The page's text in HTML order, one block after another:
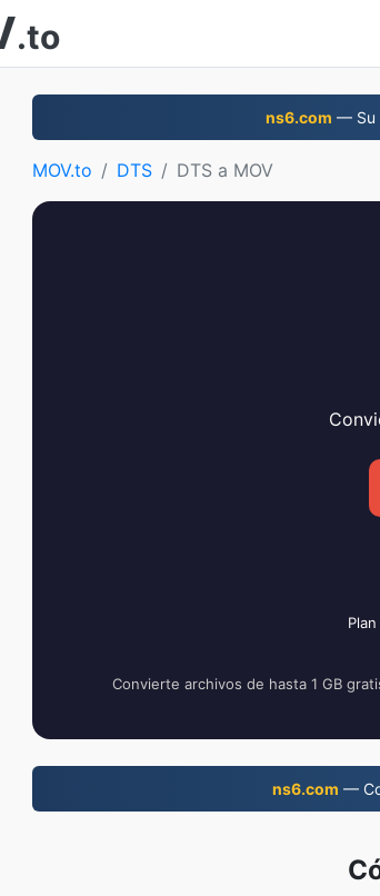
.to
ns6.com — Su
MOV.to DTS DTS a MOV
Convierte archivos de hasta 1 GB
ns6.com —